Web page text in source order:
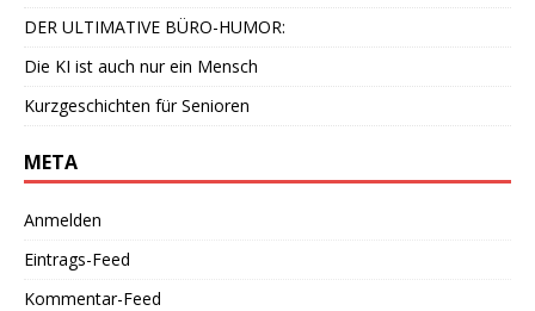
DER ULTIMATIVE BÜRO-HUMOR:
Die KI ist auch nur ein Mensch
Kurzgeschichten für Senioren
META
Anmelden
Eintrags-Feed
Kommentar-Feed